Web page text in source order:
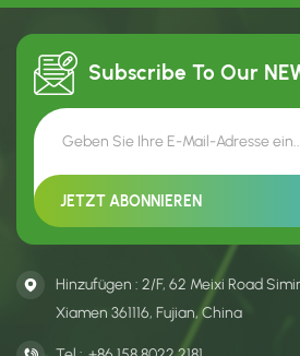
Subscribe To Our
Hinzufügen : 2/F, 62 Meixi Road
Xiamen 361116, Fujian, China